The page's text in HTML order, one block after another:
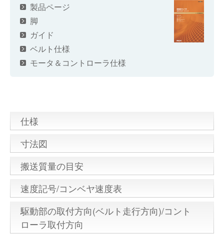
製品ページ
脚
ガイド
ベルト仕様
モータ＆コントローラ仕様
仕様
寸法図
搬送質量の目安
速度記号/コンベヤ速度表
駆動部の取付方向(ベルト走行方向)/コント
ローラ取付方向